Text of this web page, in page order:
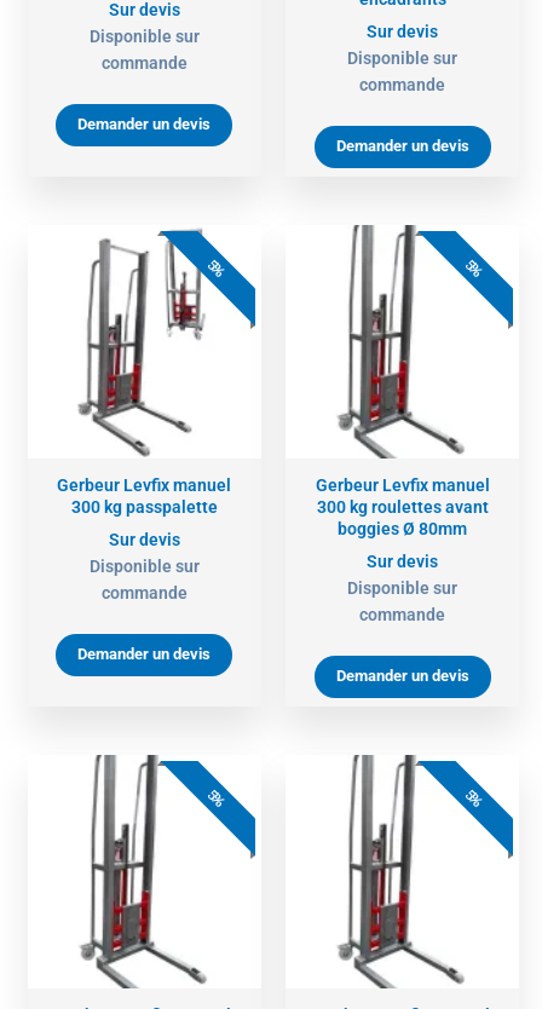
Sur devis
Disponible sur
commande
Demander un devis
Sur devis
Disponible sur
commande
Demander un devis
5%
Gerbeur Levfix manuel
300 kg passpalette
Sur devis
Disponible sur
commande
Demander un devis
5%
Gerbeur Levfix manuel
300 kg roulettes avant
boggies Ø 80mm
Sur devis
Disponible sur
commande
Demander un devis
5% 5%